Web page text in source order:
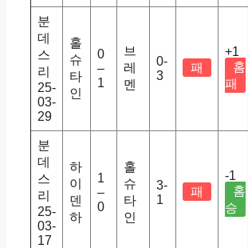
분
데
스
리
25-
03-
29
홀
슈
타
인
0
–
1
브
레
멘
0-
3
패
+1
홈
패
분
데
스
리
25-
03-
17
하
이
덴
하
1
–
0
홀
슈
타
인
3-
1
패
-1
홈
승